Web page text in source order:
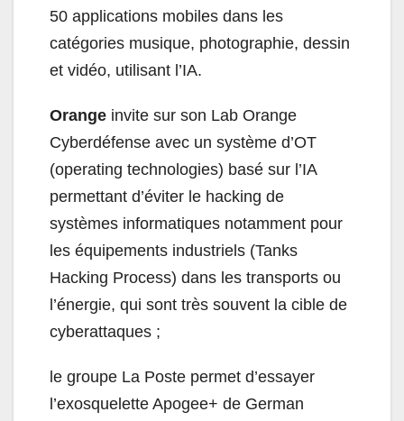
50 applications mobiles dans les
catégories musique, photographie, dessin
et vidéo, utilisant l’IA.
Orange invite sur son Lab Orange
Cyberdéfense avec un système d’OT
(operating technologies) basé sur l’IA
permettant d’éviter le hacking de
systèmes informatiques notamment pour
les équipements industriels (Tanks
Hacking Process) dans les transports ou
l’énergie, qui sont très souvent la cible de
cyberattaques ;
le groupe La Poste permet d’essayer
l’exosquelette Apogee+ de German